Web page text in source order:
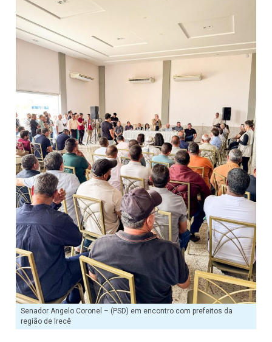
Senador Angelo Coronel – (PSD) em encontro com prefeitos da
região de Irecê